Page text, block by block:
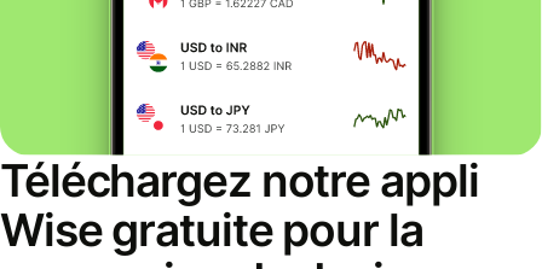
Téléchargez notre appli
Wise gratuite pour la